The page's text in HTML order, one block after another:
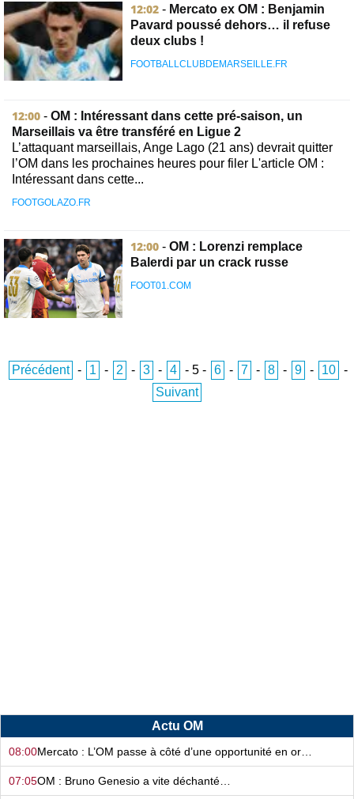
12:02 - Mercato ex OM : Benjamin
Pavard poussé dehors… il refuse
deux clubs !
FOOTBALLCLUBDEMARSEILLE.FR
12:00 - OM : Intéressant dans cette pré-saison, un
Marseillais va être transféré en Ligue 2
L’attaquant marseillais, Ange Lago (21 ans) devrait quitter
l’OM dans les prochaines heures pour filer L'article OM :
Intéressant dans cette...
FOOTGOLAZO.FR
12:00 - OM : Lorenzi remplace
Balerdi par un crack russe
FOOT01.COM
Précédent - 1 - 2 - 3 - 4 - 5- 6 - 7 - 8 - 9 - 10
-
Suivant
Actu OM
08:00Mercato : L’OM passe à côté d’une opportunité en or…
07:05OM : Bruno Genesio a vite déchanté…